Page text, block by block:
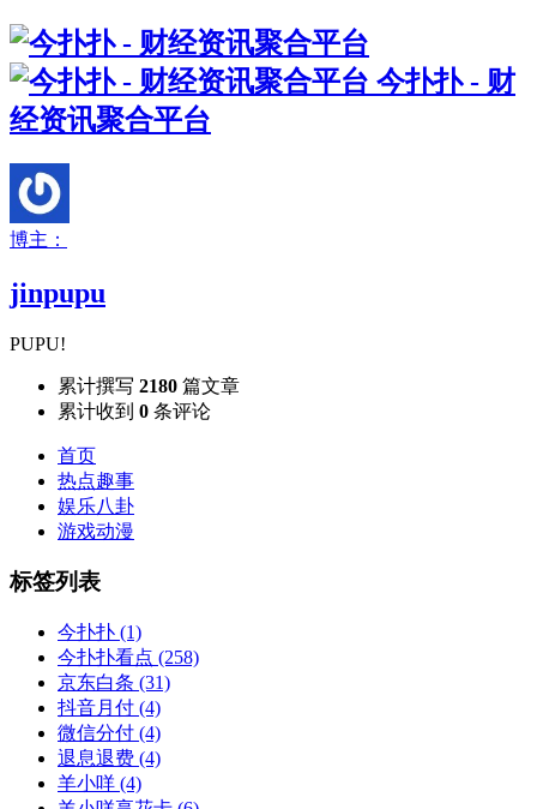
今扑扑 - 财
经资讯聚合平台
博主：
jinpupu
PUPU!
累计撰写 2180 篇文章
累计收到 0 条评论
首页
热点趣事
娱乐八卦
游戏动漫
标签列表
今扑扑 (1)
今扑扑看点 (258)
京东白条 (31)
抖音月付 (4)
微信分付 (4)
退息退费 (4)
羊小咩 (4)